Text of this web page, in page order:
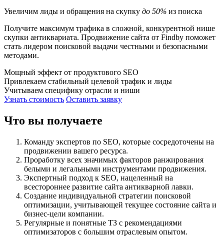
Увеличим лиды и обращения на скупку до 50% из поиска
Получите максимум трафика в сложной, конкурентной нише
скупки антиквариата. Продвижение сайта от Findby поможет
стать лидером поисковой выдачи честными и безопасными
методами.
Мощный эффект от продуктового SEO
Привлекаем стабильный целевой трафик и лиды
Учитываем специфику отрасли и ниши
Узнать стоимость Оставить заявку
Что вы получаете
Команду экспертов по SEO, которые сосредоточены на
продвижении вашего ресурса.
Проработку всех значимых факторов ранжирования
белыми и легальными инструментами продвижения.
Экспертный подход к SEO, нацеленный на
всестороннее развитие сайта антикварной лавки.
Создание индивидуальной стратегии поисковой
оптимизации, учитывающей текущее состояние сайта и
бизнес-цели компании.
Регулярные и понятные ТЗ с рекомендациями
оптимизаторов с большим отраслевым опытом.